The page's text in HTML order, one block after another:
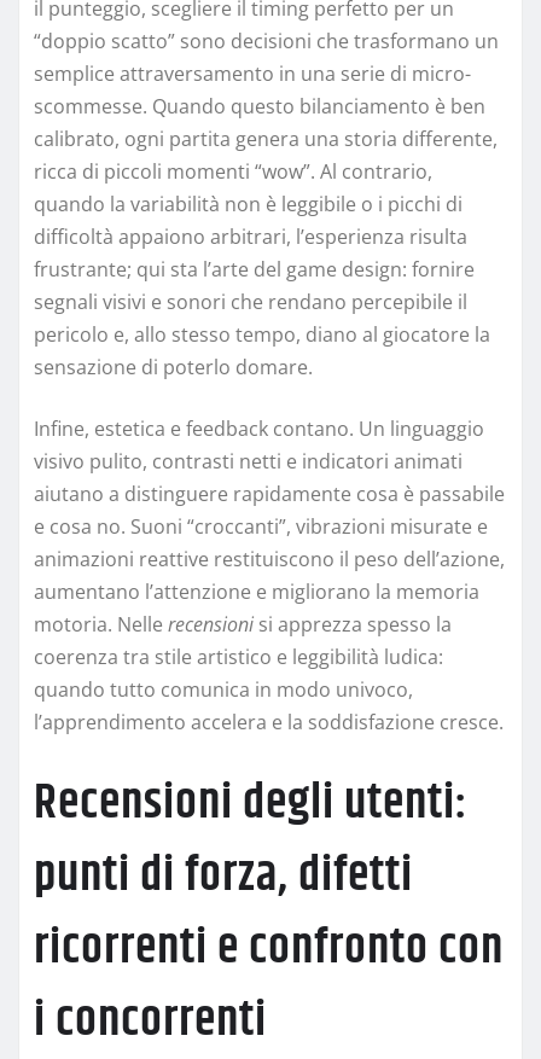
il punteggio, scegliere il timing perfetto per un
“doppio scatto” sono decisioni che trasformano un
semplice attraversamento in una serie di micro-
scommesse. Quando questo bilanciamento è ben
calibrato, ogni partita genera una storia differente,
ricca di piccoli momenti “wow”. Al contrario,
quando la variabilità non è leggibile o i picchi di
difficoltà appaiono arbitrari, l’esperienza risulta
frustrante; qui sta l’arte del game design: fornire
segnali visivi e sonori che rendano percepibile il
pericolo e, allo stesso tempo, diano al giocatore la
sensazione di poterlo domare.
Infine, estetica e feedback contano. Un linguaggio
visivo pulito, contrasti netti e indicatori animati
aiutano a distinguere rapidamente cosa è passabile
e cosa no. Suoni “croccanti”, vibrazioni misurate e
animazioni reattive restituiscono il peso dell’azione,
aumentano l’attenzione e migliorano la memoria
motoria. Nelle recensioni si apprezza spesso la
coerenza tra stile artistico e leggibilità ludica:
quando tutto comunica in modo univoco,
l’apprendimento accelera e la soddisfazione cresce.
Recensioni degli utenti:
punti di forza, difetti
ricorrenti e confronto con
i concorrenti